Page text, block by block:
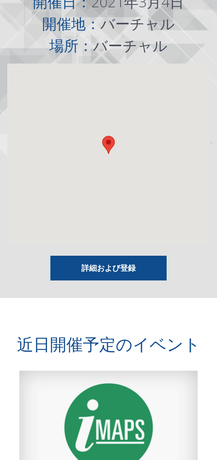
開催地：バーチャル
場所：バーチャル
詳細および登録
近日開催予定のイベント